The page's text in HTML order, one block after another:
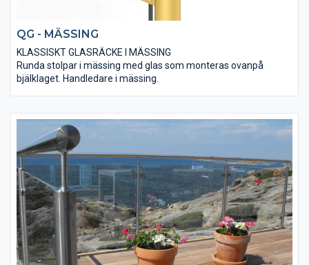
QG - MÄSSING
KLASSISKT GLASRÄCKE I MÄSSING
Runda stolpar i mässing med glas som monteras ovanpå
bjälklaget. Handledare i mässing.